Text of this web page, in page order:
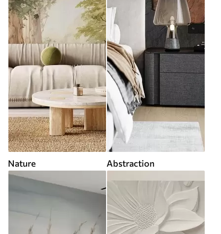
Nature Abstraction